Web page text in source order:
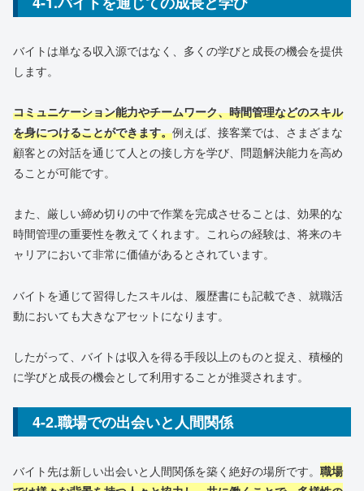
バイトは単なる収入源ではなく、多くの学びと成長の機会を提供
します。
コミュニケーション能力やチームワーク、時間管理などのスキル
を身につけることができます。例えば、接客業では、さまざまな
顧客との対話を通じて人との接し方を学び、問題解決能力を高め
ることが可能です。
また、厳しい締め切りの中で作業を完成させることは、効果的な
時間管理の重要性を教えてくれます。これらの経験は、将来のキ
ャリアにおいて非常に価値があるとされています。
バイトを通じて習得したスキルは、履歴書にも記載でき、就職活
動においても大きなアセットになります。
したがって、バイトは収入を得る手段以上のものと捉え、積極的
に学びと成長の機会として利用することが推奨されます。
4-2.職場での出会いと人間関係
バイト先は新しい出会いと人間関係を築く絶好の場所です。 職場